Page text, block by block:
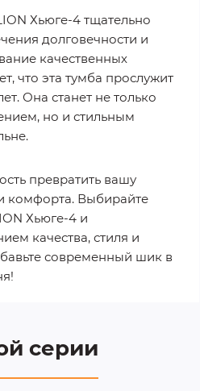
Хьюге-4 тщательно
долговечности и
качественных
что эта тумба прослужит
Она станет не только
но и стильным
превратить вашу
комфорта. Выбирайте
Хьюге-4 и
качества, стиля и
современный шик в
серии